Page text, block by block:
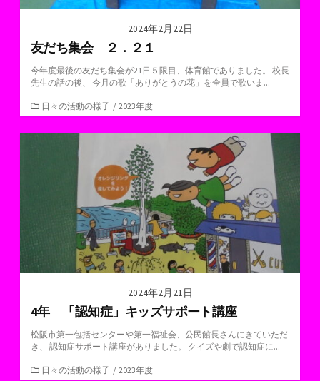
2024年2月22日
友だち集会 ２．２１
今年度最後の友だち集会が21日５限目、体育館でありました。 校長
先生の話の後、 今月の歌「ありがとうの花」を全員で歌いま...
カ
テ
ゴ
日々の活動の様子 / 2023年度
2024年2月21日
4年 「認知症」キッズサポート講座
松阪市第一包括センターや第一福祉会、公民館長さんにきていただ
き、 認知症サポート講座がありました。 クイズや劇で認知症に...
カ日々の活動の様子 / 2023年度